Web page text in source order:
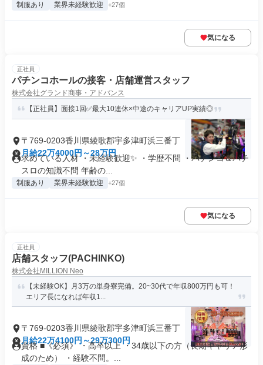
制服あり 業界未経験歓迎 +27個
気になる
正社員
パチンコホールの接客・店舗運営スタッフ
株式会社グランド商事・アドバンス
【正社員】面接1回✅最大10連休×中途のキャリアUP実績◎
〒769-0203香川県綾歌郡宇多津町浜三番丁
月給22万4000円～28万円
求めている人材 ・未経験歓迎✨️ ・学歴不問 ・パチンコ＆パチ
スロの知識不問 年齢の...
制服あり 業界未経験歓迎 +27個
気になる
正社員
店舗スタッフ(PACHINKO)
株式会社MILLION Neo
【未経験OK】月3万の単身寮完備。20~30代で年収800万円も可！
エリア長になれば年収1...
〒769-0203香川県綾歌郡宇多津町浜三番丁
月給22万4100円～29万300円
資格 ■《必須》 ・高卒以上 ・34歳以下の方（長期キャリア形
成のため） ・経験不問。...